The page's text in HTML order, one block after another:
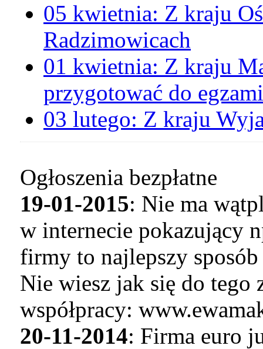
05 kwietnia: Z kraju
Radzimowicach
01 kwietnia: Z kraju
przygotować do
03 lutego: Z kraju
Ogłoszenia bezpłatne
19-01-2015: Nie ma
w internecie pokazujący
firmy to najlepszy
Nie wiesz jak się do tego
współpracy:
20-11-2014: Firma euro